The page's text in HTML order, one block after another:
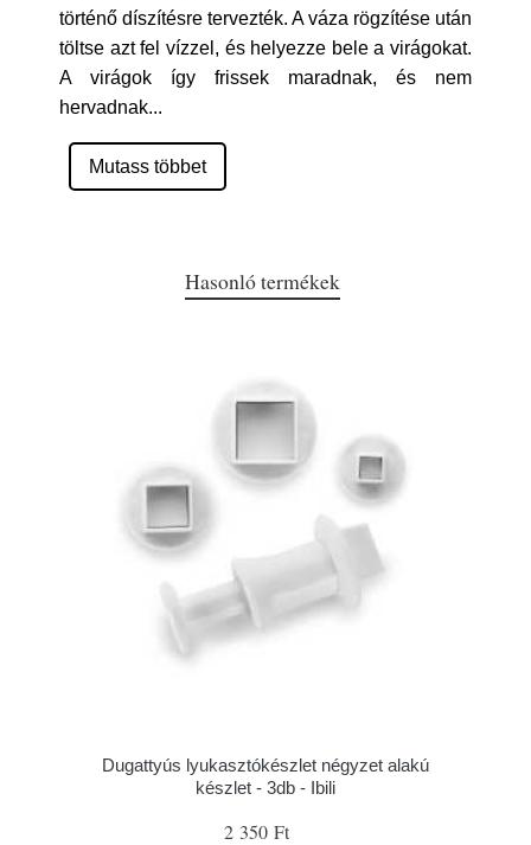
történő díszítésre tervezték. A váza rögzítése után
töltse azt fel vízzel, és helyezze bele a virágokat.
A virágok így frissek maradnak, és nem
hervadnak...
Mutass többet
Hasonló termékek
Dugattyús lyukasztókészlet négyzet alakú
készlet - 3db - Ibili
2 350 Ft